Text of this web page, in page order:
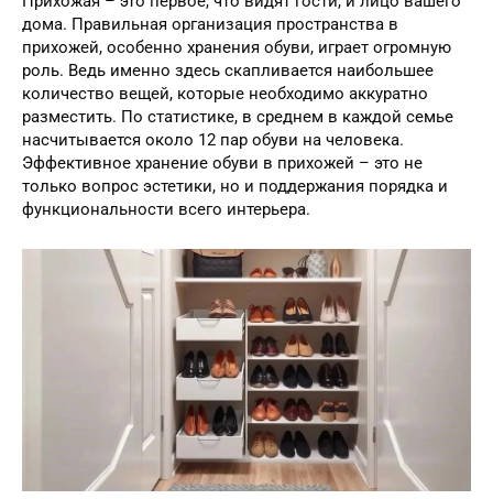
дома. Правильная организация пространства в
прихожей, особенно хранения обуви, играет огромную
роль. Ведь именно здесь скапливается наибольшее
количество вещей, которые необходимо аккуратно
разместить. По статистике, в среднем в каждой семье
насчитывается около 12 пар обуви на человека.
Эффективное хранение обуви в прихожей – это не
только вопрос эстетики, но и поддержания порядка и
функциональности всего интерьера.